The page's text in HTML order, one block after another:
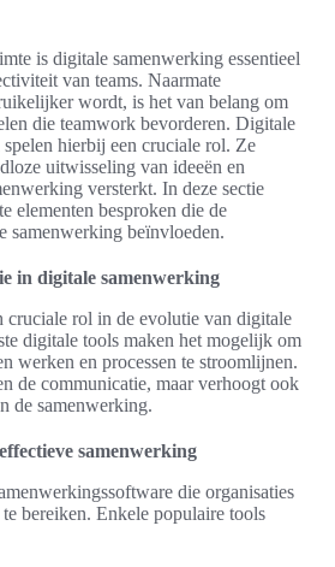
is digitale samenwerking essentieel
van teams. Naarmate
wordt, is het van belang om
die teamwork bevorderen. Digitale
hierbij een cruciale rol. Ze
uitwisseling van ideeën en
versterkt. In deze sectie
elementen besproken die de
samenwerking beïnvloeden.
in digitale samenwerking
cruciale rol in de evolutie van digitale
digitale tools maken het mogelijk om
werken en processen te stroomlijnen.
de communicatie, maar verhoogt ook
de samenwerking.
samenwerking
die organisaties
bereiken. Enkele populaire tools